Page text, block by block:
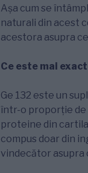
Așa cum se
naturali din acest
acestora asupra
Ce este mai
Ge 132 este un
într-o proporție de
proteine din
compus doar din
vindecător asupra